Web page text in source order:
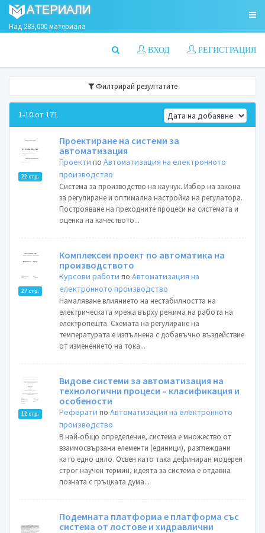
Над 283,000 материала
РЕГИСТРАЦИЯ
ВХОД
Филтрирай резултатите
1-10 от 171
22 стр.
Проектиране на системи за
автоматизация
Проекти поАвтоматизация на електронното
производство
Система за производство на каучук. Избор на закона
за регулиране и оптимална настройка на регулатора.
Построяване на преходните процеси на системата и
оценка на качеството...
27 стр.
Комплексен проект по автоматика на
производството
Курсови работи поАвтоматизация на
електронното производство
Намаляване влиянието на нестабилността на
електрическата мрежа върху режима на работа на
електропещта. Схемата на регулиране на
температурата е изпълнена с добавъчно въздействие
от изменението на тока...
12 стр.
Видове системи за автоматизация на
технологични процеси – класификация и
особености
Реферати поАвтоматизация на електронното
производство
В най-общо определение, система е множество от
взаимосвързани елементи (единици), разглеждани
като едно цяло. Освен като така дефиниран модерен
строг научен термин, идеята за система е отдавна
позната с гръцката дума...
Подемната платформа е платформа със
система от лостове и хидравлични